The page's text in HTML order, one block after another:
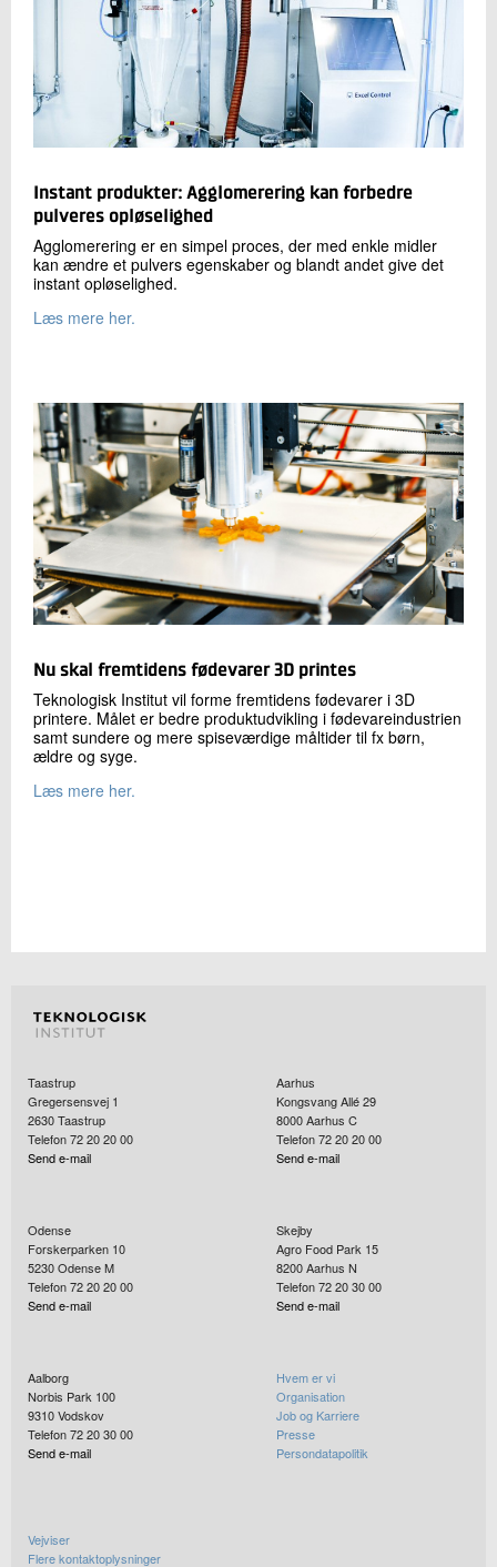
Instant produkter: Agglomerering kan forbedre
pulveres opløselighed
Agglomerering er en simpel proces, der med enkle midler
kan ændre et pulvers egenskaber og blandt andet give det
instant opløselighed.
Læs mere her.
Nu skal fremtidens fødevarer 3D printes
Teknologisk Institut vil forme fremtidens fødevarer i 3D
printere. Målet er bedre produktudvikling i fødevareindustrien
samt sundere og mere spiseværdige måltider til fx børn,
ældre og syge.
Læs mere her.
Taastrup
Gregersensvej 1
2630Taastrup
Telefon 72 20 20 00
Send e-mail
Aarhus
Kongsvang Allé 29
8000Aarhus C
Telefon 72 20 20 00
Send e-mail
Odense
Forskerparken 10
5230Odense M
Telefon 72 20 20 00
Send e-mail
Skejby
Agro Food Park 15
8200Aarhus N
Telefon 72 20 30 00
Send e-mail
Aalborg
Norbis Park 100
9310Vodskov
Telefon 72 20 30 00
Send e-mail
Hvem er vi
Organisation
Job og Karriere
Presse
Persondatapolitik
Vejviser
Flere kontaktoplysninger